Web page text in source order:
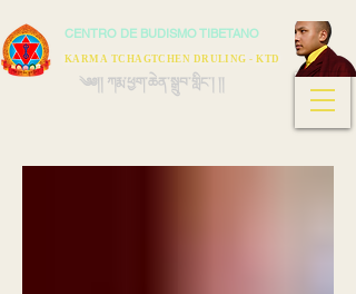
CENTRO DE BUDISMO TIBETANO
༄༅།། ཀརྨ་ཕྱག་ཆེན་སྒྲུབ་གླིང་། །།
KARMA TCHAGTCHEN DRULING - KTD